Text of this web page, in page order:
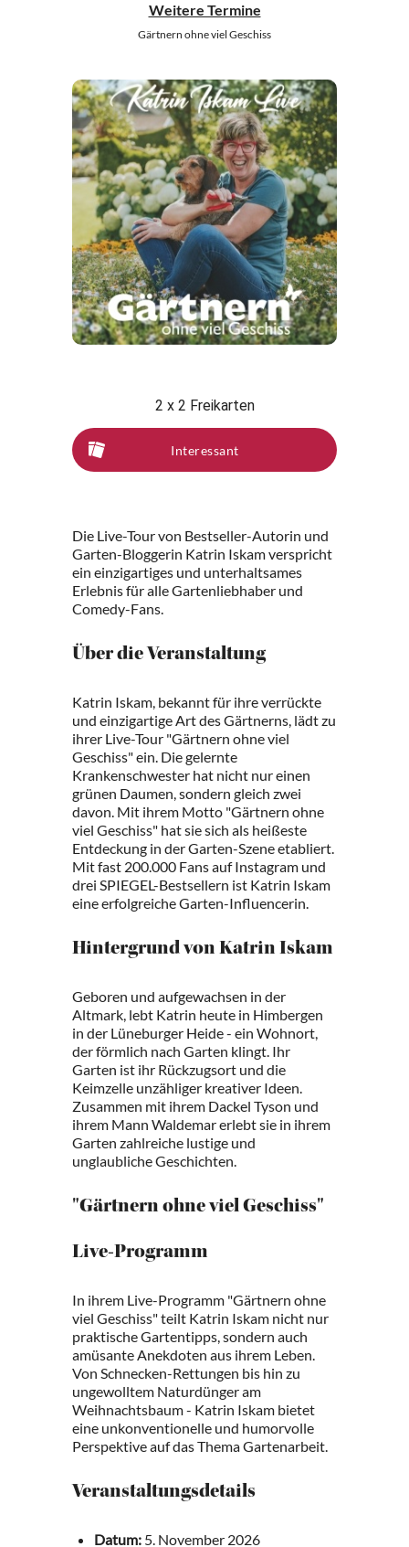
Weitere Termine
Gärtnern ohne viel Geschiss
2 x 2 Freikarten
Interessant
Die Live-Tour von Bestseller-Autorin und
Garten-Bloggerin Katrin Iskam verspricht
ein einzigartiges und unterhaltsames
Erlebnis für alle Gartenliebhaber und
Comedy-Fans.
Über die Veranstaltung
Katrin Iskam, bekannt für ihre verrückte
und einzigartige Art des Gärtnerns, lädt zu
ihrer Live-Tour "Gärtnern ohne viel
Geschiss" ein. Die gelernte
Krankenschwester hat nicht nur einen
grünen Daumen, sondern gleich zwei
davon. Mit ihrem Motto "Gärtnern ohne
viel Geschiss" hat sie sich als heißeste
Entdeckung in der Garten-Szene etabliert.
Mit fast 200.000 Fans auf Instagram und
drei SPIEGEL-Bestsellern ist Katrin Iskam
eine erfolgreiche Garten-Influencerin.
Hintergrund von Katrin Iskam
Geboren und aufgewachsen in der
Altmark, lebt Katrin heute in Himbergen
in der Lüneburger Heide - ein Wohnort,
der förmlich nach Garten klingt. Ihr
Garten ist ihr Rückzugsort und die
Keimzelle unzähliger kreativer Ideen.
Zusammen mit ihrem Dackel Tyson und
ihrem Mann Waldemar erlebt sie in ihrem
Garten zahlreiche lustige und
unglaubliche Geschichten.
"Gärtnern ohne viel Geschiss"
Live-Programm
In ihrem Live-Programm "Gärtnern ohne
viel Geschiss" teilt Katrin Iskam nicht nur
praktische Gartentipps, sondern auch
amüsante Anekdoten aus ihrem Leben.
Von Schnecken-Rettungen bis hin zu
ungewolltem Naturdünger am
Weihnachtsbaum - Katrin Iskam bietet
eine unkonventionelle und humorvolle
Perspektive auf das Thema Gartenarbeit.
Veranstaltungsdetails
Datum: 5. November 2026